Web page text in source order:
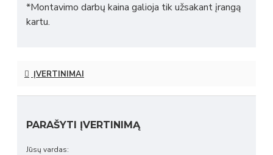
*Montavimo darbų kaina galioja tik užsakant įrangą
kartu.
ĮVERTINIMAI
PARAŠYTI ĮVERTINIMĄ
Jūsų vardas: